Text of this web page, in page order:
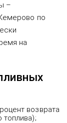
–
по
на
возврата
топлива);